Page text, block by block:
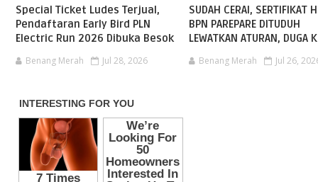
Special Ticket Ludes Terjual,
Pendaftaran Early Bird PLN
Electric Run 2026 Dibuka Besok
Benang Merah Jul 28, 2026
SUDAH CERAI, SERTIFIKAT
BPN PAREPARE DITUDUH
LEWATKAN ATURAN, DUGA
Benang Merah Jul 26,